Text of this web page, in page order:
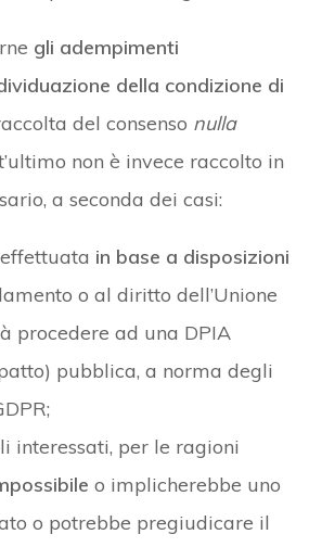
gli adempimenti
della condizione di
del consenso nulla
non è invece raccolto in
a seconda dei casi:
in base a disposizioni
o al diritto dell’Unione
procedere ad una DPIA
pubblica, a norma degli
interessati, per le ragioni
o implicherebbe uno
o potrebbe pregiudicare il